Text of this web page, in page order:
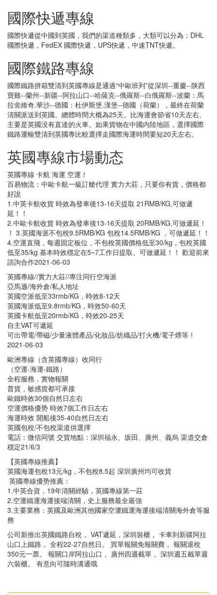
國際快遞專線
國際快遞從中國到英國，我們的渠道種類多，大類可以分為：DHL
國際快遞，FedEX 國際快遞，UPS快遞，中速TNT快遞。
國際鐵路專線
國際鐵路拼箱雙清到英國專線是通過“中歐班列”從深圳--重慶--陕西
寶雞--蘭州--新疆--阿拉山口--哈薩克--俄羅斯--白俄羅斯--波蘭：馬
拉舍維奇.華沙--德國：杜伊斯堡.漢堡--德國（荷蘭），最終在荷蘭
清關派送到英國。總體時間大概為25天。比海運會節省10天左右。
主要是英國没有直達的火車。如果貨物在中國内陸地區，選擇國際
鐵路運輸雙清到英國專比較選擇走國際海運時間要短20天左右。
英國專線市場動态
英國專線 卡航 海運 空運！
百易物流：中歐卡航一級訂艙代理 實力大莊，只要你有貨，價格都
好說
1.中英卡航收貨 時效為發車後13-16天提取 21RMB/KG,可做遞
延！！
2.中歐卡航收貨 時效為發車後13-16天提取 20RMB/KG,可做遞延！
！ 3.英國海派不包稅9.5RMB/KG 包稅14.5RMB/KG ，可做遞延！！
4.空運直飛，每週固定板位，不包稅英國價格低至30/kg，包稅英國
低至35/kg 基本時效穩定在5~7工作日提取、可做遞延！！ 歡迎前來
諮詢合作2021-06-03
英國專線//實力大莊//專注同行空海派
亞馬遜/海外倉/私人地址
英國空派低至33rmb/KG，時效8-12天
英國海派低至9.8rmb/KG，時效50-60天
英國卡航低至20rmb/KG，時效20-25天
自主VAT可遞延
可出帶電/帶磁/少量液體產品/化妝品/纺織品/打火機/電子煙等！
2021-06-03
歐洲專線（含英國專線）收同行
（空運-海運-鐵路）
全程服務，實物報關
普貨，敏感貨都可承接
歐鐵時效30個自然日左右
空運價格優势 時效7個工作日左右
海運時效 開船後35-40自然日左右
英國包稅/不包稅渠道供選擇
電話：微信同號 交貨地點：深圳福永、坂田、廣州、義烏 渠道交倉
穩定21/6/3
【英國專線推薦】
英國海運包稅13元/kg，不包稅8.5起 深圳廣州均可收貨
️ 英國專線優势推薦：
1.中英合資，19年清關經驗，英國專線第一莊
2.空運鐵運海運後端清關，史上服務最全最強
3.主要業務：英國及歐洲其他國家空運鐵運海運後端清關海外倉等服
務
公司新推出英國鐵路自稅， VAT遞延，深圳裝櫃， 卡車到新疆阿拉
山口上鐵路， 全程22-27自然日。 買單報關免報關費， 報關退稅
350元一票。 報關口岸阿拉山口， 廣州四週截單， 深圳週五截單週
六裝櫃。 有意向可隨時溝通哦